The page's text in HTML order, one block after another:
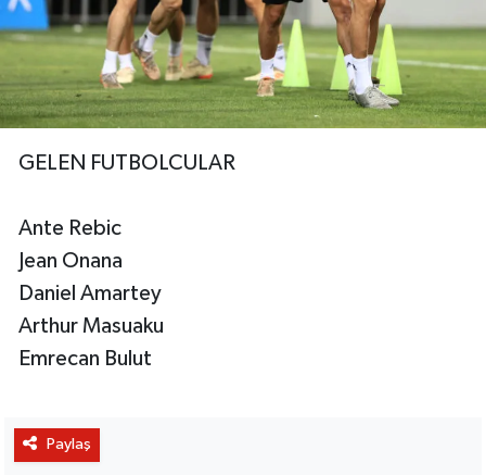
GELEN FUTBOLCULAR
Ante Rebic
Jean Onana
Daniel Amartey
Arthur Masuaku
Emrecan Bulut
Paylaş